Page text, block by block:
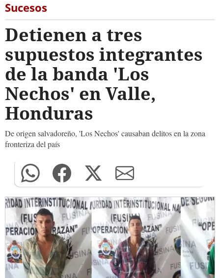
Sucesos
Detienen a tres
supuestos integrantes
de la banda 'Los
Nechos' en Valle,
Honduras
De origen salvadoreño, 'Los Nechos' causaban delitos en la zona
fronteriza del país